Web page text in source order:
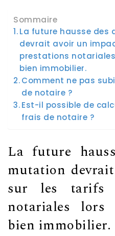
Sommaire
La future hausse des
devrait avoir un
prestations notariales
bien immobilier.
Comment ne pas
de notaire ?
Est-il possible de
frais de notaire ?
La future
mutation
sur les tarifs
notariales lors
bien immobilier.